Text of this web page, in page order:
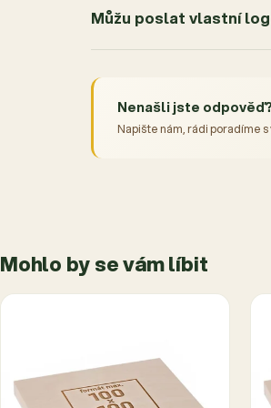
Můžu poslat vlastní
Nenašli jste odpověď?
Napište nám, rádi poradíme
Mohlo by se vám líbit